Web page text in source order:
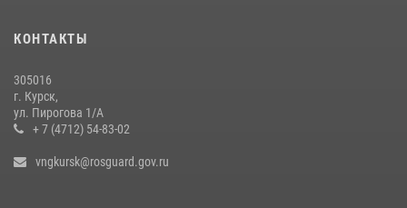
Центральный округ Росгвардии отмечает 105-летие
15 июля 2026, 10:00
КОНТАКТЫ
305016
г. Курск,
ул. Пирогова 1/А
+ 7 (4712) 54-83-02
vngkursk@rosguard.gov.ru